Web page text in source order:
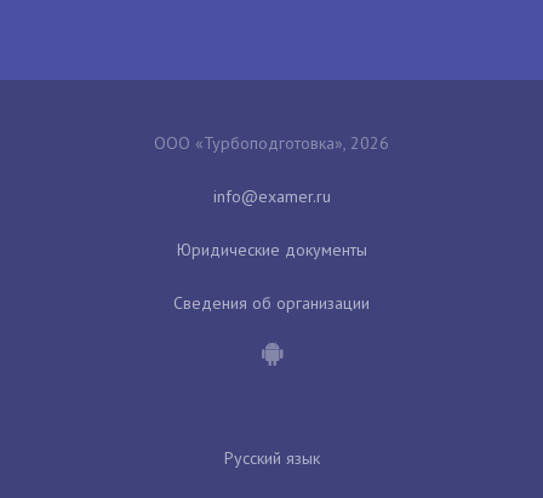
ООО «Турбоподготовка», 2026
Юридические документы
Сведения об организации
Русский язык